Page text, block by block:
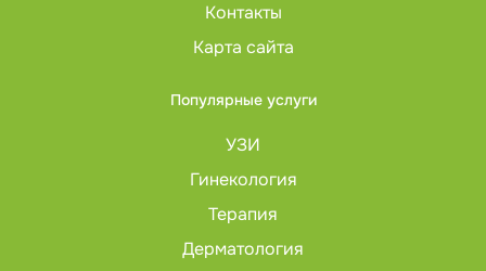
Контакты
Карта сайта
Популярные услуги
УЗИ
Гинекология
Терапия
Дерматология